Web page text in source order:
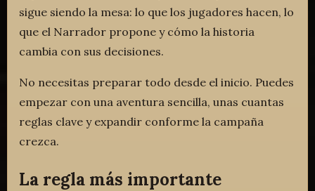
sigue siendo la mesa: lo que los jugadores hacen, lo
que el Narrador propone y cómo la historia
cambia con sus decisiones.
No necesitas preparar todo desde el inicio. Puedes
empezar con una aventura sencilla, unas cuantas
reglas clave y expandir conforme la campaña
crezca.
La regla más importante